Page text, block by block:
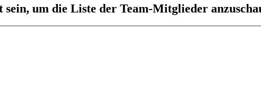
um die Liste der Team-Mitglieder